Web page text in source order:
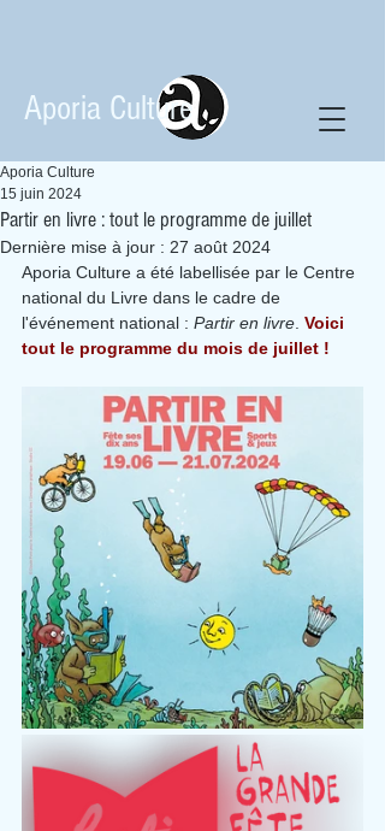
Aporia Culture
Partir en livre : tout le programme de juillet
Aporia Culture
15 juin 2024
Dernière mise à jour : 27 août 2024
Aporia Culture a été labellisée par le Centre
national du Livre dans le cadre de
l'événement national : Partir en livre Voici
tout le programme du mois de juillet !